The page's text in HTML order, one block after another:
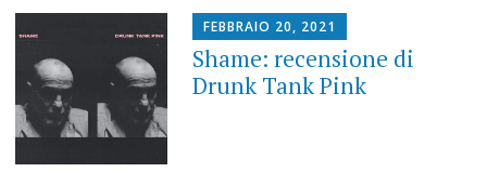
FEBBRAIO 20, 2021
Shame: recensione di
Drunk Tank Pink